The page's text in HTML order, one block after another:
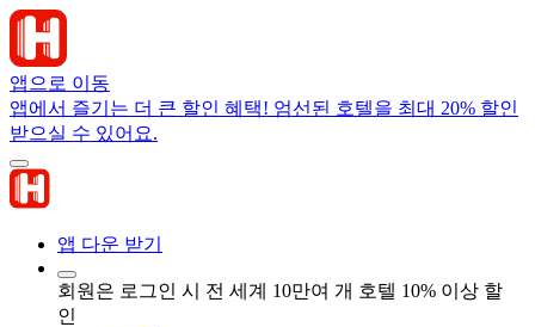
앱으로 이동
앱에서 즐기는 더 큰 할인 혜택! 엄선된 호텔을 최대 20% 할인
받으실 수 있어요.
앱 다운 받기
회원은 로그인 시 전 세계 10만여 개 호텔 10% 이상 할
인